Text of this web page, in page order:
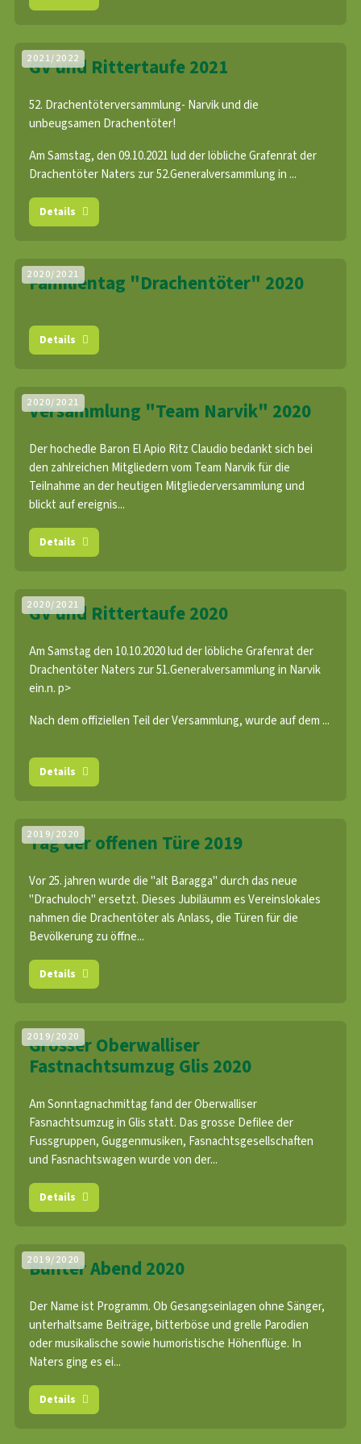
2021/2022
GV und Rittertaufe 2021
52. Drachentöterversammlung- Narvik und die
unbeugsamen Drachentöter!
Am Samstag, den 09.10.2021 lud der löbliche Grafenrat der
Drachentöter Naters zur 52.Generalversammlung in ...
Details
2020/2021
Familientag "Drachentöter" 2020
Details
2020/2021
Versammlung "Team Narvik" 2020
Der hochedle Baron El Apio Ritz Claudio bedankt sich bei
den zahlreichen Mitgliedern vom Team Narvik für die
Teilnahme an der heutigen Mitgliederversammlung und
blickt auf ereignis...
Details
2020/2021
GV und Rittertaufe 2020
Am Samstag den 10.10.2020 lud der löbliche Grafenrat der
Drachentöter Naters zur 51.Generalversammlung in Narvik
ein.n. p>
Nach dem offiziellen Teil der Versammlung, wurde auf dem ...
Details
2019/2020
Tag der offenen Türe 2019
Vor 25. jahren wurde die "alt Baragga" durch das neue
"Drachuloch" ersetzt. Dieses Jubiläumm es Vereinslokales
nahmen die Drachentöter als Anlass, die Türen für die
Bevölkerung zu öffne...
Details
2019/2020
Grosser Oberwalliser
Fastnachtsumzug Glis 2020
Am Sonntagnachmittag fand der Oberwalliser
Fasnachtsumzug in Glis statt. Das grosse Defilee der
Fussgruppen, Guggenmusiken, Fasnachtsgesellschaften
und Fasnachtswagen wurde von der...
Details
2019/2020
Bunter Abend 2020
Der Name ist Programm. Ob Gesangseinlagen ohne Sänger,
unterhaltsame Beiträge, bitterböse und grelle Parodien
oder musikalische sowie humoristische Höhenflüge. In
Naters ging es ei...
Details